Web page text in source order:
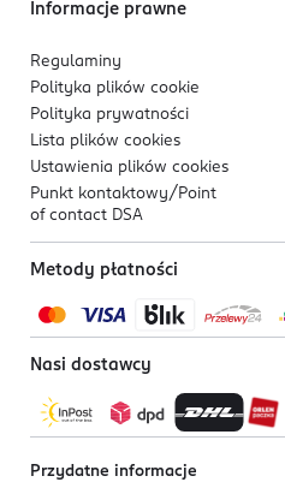
Informacje prawne
Regulaminy
Polityka plików cookie
Polityka prywatności
Lista plików cookies
Ustawienia plików cookies
Punkt kontaktowy/ Point
of contact DSA
Metody płatności
Nasi dostawcy
Przydatne informacje